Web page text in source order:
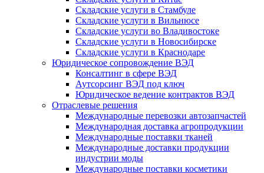
Складские услуги в Стамбуле
Складские услуги в Вильнюсе
Складские услуги во Владивостоке
Складские услуги в Новосибирске
Складские услуги в Краснодаре
Юридическое сопровождение ВЭД
Консалтинг в сфере ВЭД
Аутсорсинг ВЭД под ключ
Юридическое ведение контрактов ВЭД
Отраслевые решения
Международные перевозки автозапчастей
Международная доставка агропродукции
Международные поставки тканей
Международные доставки продукции
индустрии моды
Международные поставки косметики